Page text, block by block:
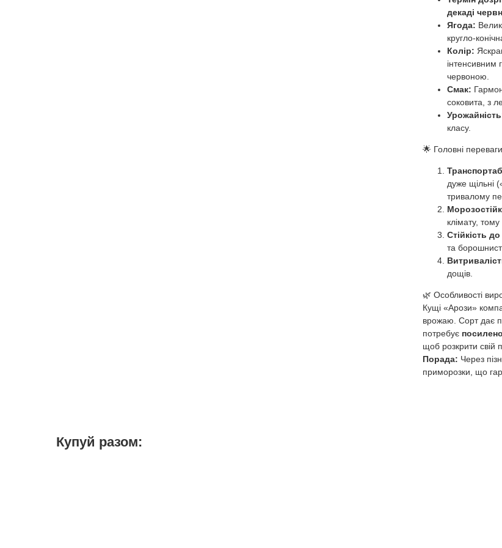
декаді
Ягода:
кругло-
Колір:
інтенсивним
червоною.
Смак:
соковита, з
класу.
🌟 Головні
дуже щільні
тривалому
клімату,
Стійкість
та
дощів.
🌿 Особливості
Кущі «Арози»
врожаю. Сорт дає
потребує
щоб розкрити свій
Порада: Через
приморозки, що
Купуй разом: